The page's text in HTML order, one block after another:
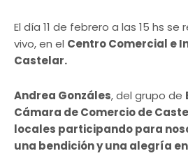
El día 11 de febrero a las 15 hs
vivo, en el Centro Comercial e
Castelar.
Andrea Gonzáles, del grupo de
Cámara de Comercio de
locales participando para
una bendición y una alegría